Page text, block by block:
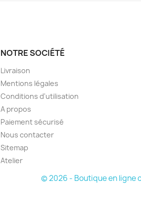
NOTRE SOCIÉTÉ
Livraison
Mentions légales
Conditions d'utilisation
A propos
Paiement sécurisé
Nous contacter
Sitemap
Atelier
© 2026 - Boutique en ligne